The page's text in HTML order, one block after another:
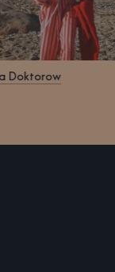
Klara Doktorow